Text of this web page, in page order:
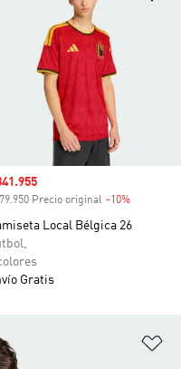
de venta
Precio original -10%
Local Bélgica 26
Gratis